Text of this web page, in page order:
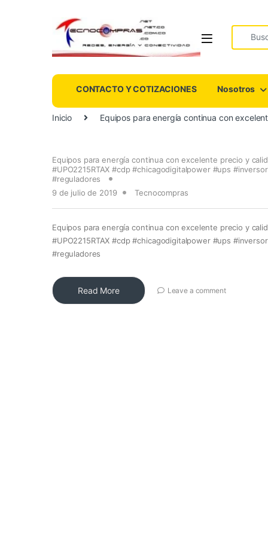
Search
CONTACTO Y COTIZACIONES Nosotros
Inicio Equipos para energía continua con
Equipos para energía continua con excelente precio y
#UPO2215RTAX #cdp #chicagodigitalpower #ups
#reguladores
9 de julio de 2019
Tecnocompras
Equipos para energía continua con excelente precio y
#UPO2215RTAX #cdp #chicagodigitalpower #ups
#reguladores
Read More Leave a comment